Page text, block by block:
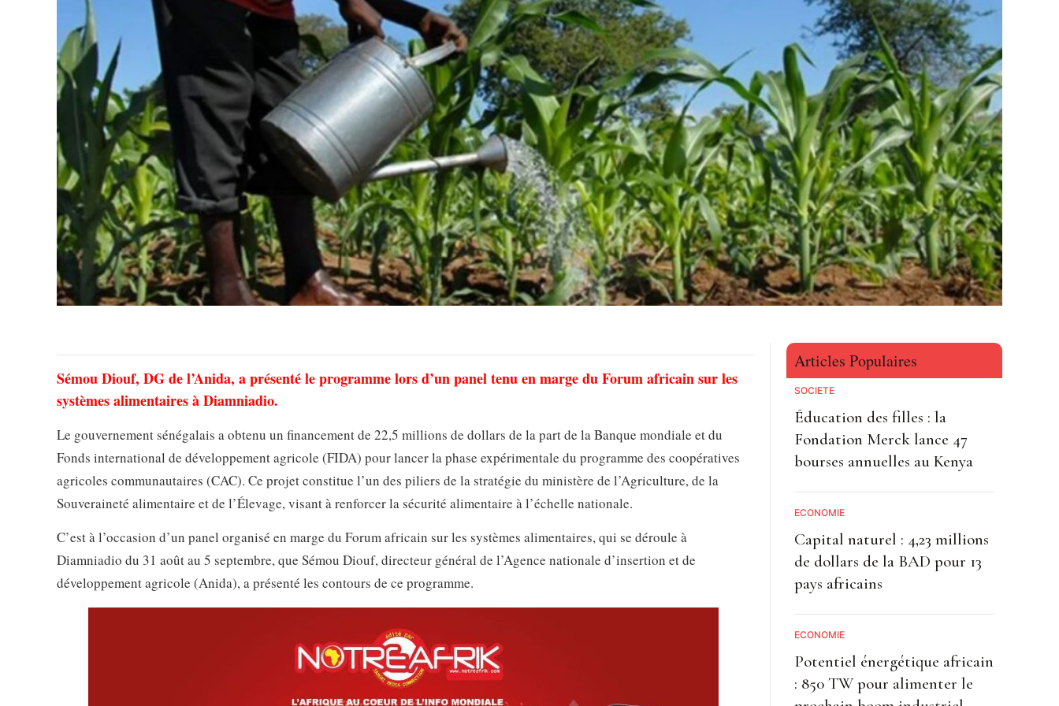
Sémou Diouf, DG de l’Anida, a présenté le programme lors d’un panel tenu en marge du Forum africain sur les
systèmes alimentaires à Diamniadio.
Le gouvernement sénégalais a obtenu un financement de 22,5 millions de dollars de la part de la Banque mondiale et du
Fonds international de développement agricole (FIDA) pour lancer la phase expérimentale du programme des coopératives
agricoles communautaires (CAC). Ce projet constitue l’un des piliers de la stratégie du ministère de l’Agriculture, de la
Souveraineté alimentaire et de l’Élevage, visant à renforcer la sécurité alimentaire à l’échelle nationale.
C’est à l’occasion d’un panel organisé en marge du Forum africain sur les systèmes alimentaires, qui se déroule à
Diamniadio du 31 août au 5 septembre, que Sémou Diouf, directeur général de l’Agence nationale d’insertion et de
développement agricole (Anida), a présenté les contours de ce programme.
Articles Populaires
SOCIETE
Éducation des filles : la
Fondation Merck lance 47
bourses annuelles au Kenya
ECONOMIE
Capital naturel : 4,23 millions
de dollars de la BAD pour 13
pays africains
ECONOMIE
Potentiel énergétique africain
: 850 TW pour alimenter le